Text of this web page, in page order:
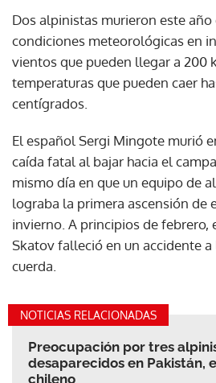
Dos alpinistas murieron este año
condiciones meteorológicas en
vientos que pueden llegar a 200
temperaturas que pueden caer
centígrados.
El español Sergi Mingote murió
caída fatal al bajar hacia el
mismo día en que un equipo de
lograba la primera ascensión de
invierno. A principios de febrero,
Skatov falleció en un accidente
cuerda.
NOTICIAS RELACIONADAS
Preocupación por tres
desaparecidos en Pakistán,
chileno